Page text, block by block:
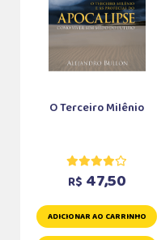
O Terceiro Milênio
R$ 47,50
ADICIONAR AO CARRINHO